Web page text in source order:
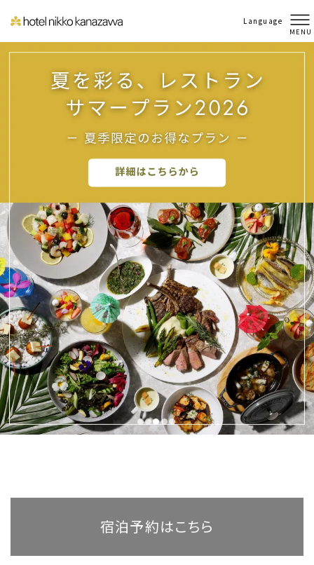
Language
MENU
●●●●●
宿泊予約はこちら
点
航空券付き 宿泊プラン
新幹線付き 宿泊プラン